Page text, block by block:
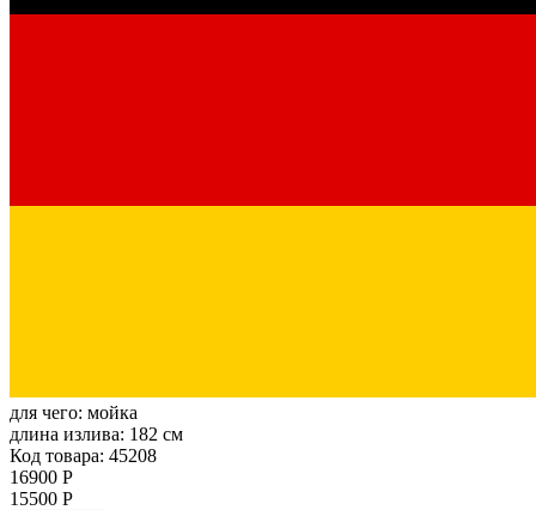
для чего: мойка
длина излива: 182 см
Код товара: 45208
16900 Р
15500 Р